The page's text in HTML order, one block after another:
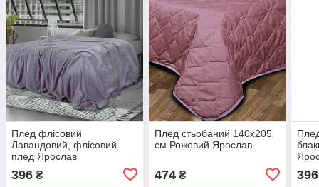
Плед флісовий
Лавандовий, флісовий
плед Ярослав
396 ₴
Плед стьобаний 140х205
см Рожевий Ярослав
474₴ 396